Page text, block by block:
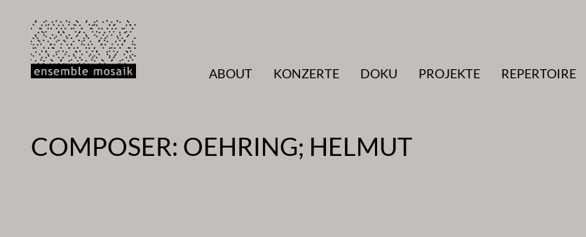
Inhalt
springen
ABOUT
KONZERTE DOKU PROJEKTE REPERTOIRE
COMPOSER: OEHRING; HELMUT